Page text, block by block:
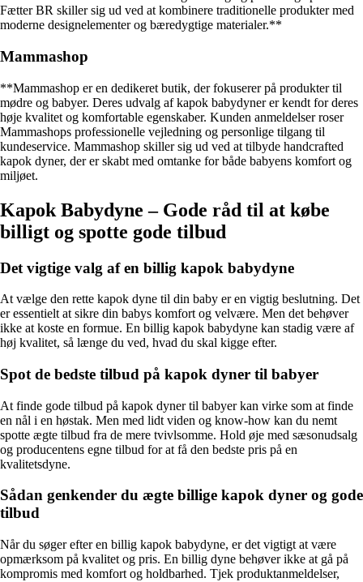
Fætter BR skiller sig ud ved at kombinere traditionelle produkter med
moderne designelementer og bæredygtige materialer.**
Mammashop
**Mammashop er en dedikeret butik, der fokuserer på produkter til
mødre og babyer. Deres udvalg af kapok babydyner er kendt for deres
høje kvalitet og komfortable egenskaber. Kunden anmeldelser roser
Mammashops professionelle vejledning og personlige tilgang til
kundeservice. Mammashop skiller sig ud ved at tilbyde handcrafted
kapok dyner, der er skabt med omtanke for både babyens komfort og
miljøet.
Kapok Babydyne – Gode råd til at købe
billigt og spotte gode tilbud
Det vigtige valg af en billig kapok babydyne
At vælge den rette kapok dyne til din baby er en vigtig beslutning. Det
er essentielt at sikre din babys komfort og velvære. Men det behøver
ikke at koste en formue. En billig kapok babydyne kan stadig være af
høj kvalitet, så længe du ved, hvad du skal kigge efter.
Spot de bedste tilbud på kapok dyner til babyer
At finde gode tilbud på kapok dyner til babyer kan virke som at finde
en nål i en høstak. Men med lidt viden og know-how kan du nemt
spotte ægte tilbud fra de mere tvivlsomme. Hold øje med sæsonudsalg
og producentens egne tilbud for at få den bedste pris på en
kvalitetsdyne.
Sådan genkender du ægte billige kapok dyner og gode
tilbud
Når du søger efter en billig kapok babydyne, er det vigtigt at være
opmærksom på kvalitet og pris. En billig dyne behøver ikke at gå på
kompromis med komfort og holdbarhed. Tjek produktanmeldelser,